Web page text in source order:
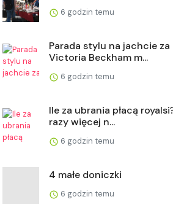
6 godzin temu
Parada stylu na jachcie
Victoria Beckham m...
6 godzin temu
Ile za ubrania płacą
razy więcej n...
6 godzin temu
4 małe doniczki
6 godzin temu